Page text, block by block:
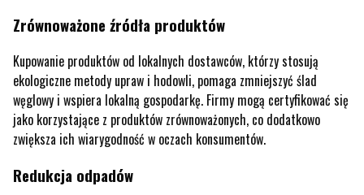
Zrównoważone źródła produktów
Kupowanie produktów od lokalnych dostawców, którzy stosują
ekologiczne metody upraw i hodowli, pomaga zmniejszyć ślad
węglowy i wspiera lokalną gospodarkę. Firmy mogą certyfikować się
jako korzystające z produktów zrównoważonych, co dodatkowo
zwiększa ich wiarygodność w oczach konsumentów.
Redukcja odpadów